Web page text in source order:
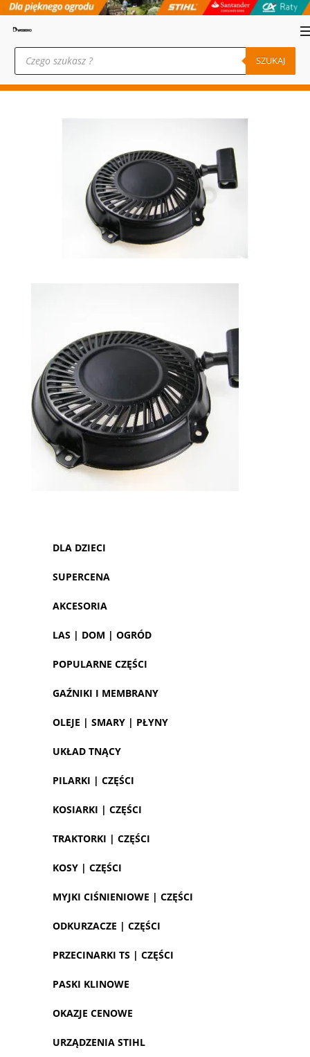
Wyszukiwarka
produktów SZUKAJ
DLA DZIECI
SUPERCENA
AKCESORIA
LAS | DOM | OGRÓD
POPULARNE CZĘŚCI
GAŹNIKI I MEMBRANY
OLEJE | SMARY | PŁYNY
UKŁAD TNĄCY
PILARKI | CZĘŚCI
KOSIARKI | CZĘŚCI
TRAKTORKI | CZĘŚCI
KOSY | CZĘŚCI
MYJKI CIŚNIENIOWE | CZĘŚCI
ODKURZACZE | CZĘŚCI
PRZECINARKI TS | CZĘŚCI
PASKI KLINOWE
OKAZJE CENOWE
URZĄDZENIA STIHL